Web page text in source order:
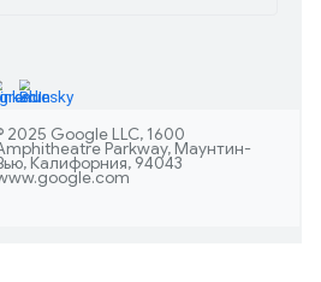
Изучите
Создавайте